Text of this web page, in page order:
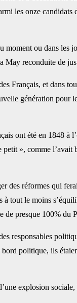
les onze candidats
ou dans les
May reconduite de
Français, et dans
génération pour
ont été en 1848
», comme
des réformes qui
tout le moins
presque 100% du
responsables
politique, ils
explosion